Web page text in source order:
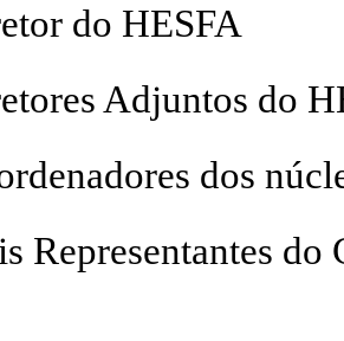
do HESFA
Adjuntos do
dos
do